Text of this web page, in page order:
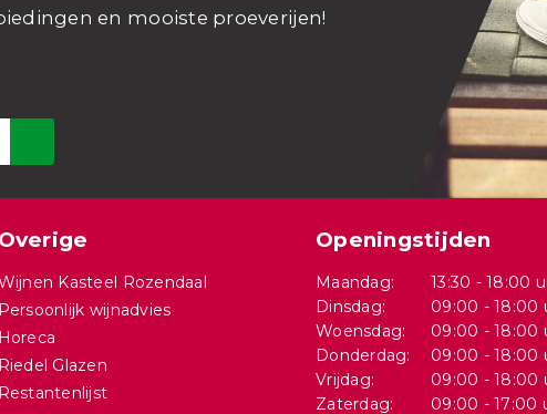
en mooiste proeverijen!
Overige
Kasteel Rozendaal
Persoonlijk wijnadvies
Horeca
Riedel Glazen
Restantenlijst
Openingstijden
Maandag:
13:30 - 18:00
Dinsdag:
09:00 - 18:00
Woensdag:
09:00 - 18:00
Donderdag:
09:00 - 18:00
Vrijdag:
09:00 - 18:00
Zaterdag:
09:00 - 17:00